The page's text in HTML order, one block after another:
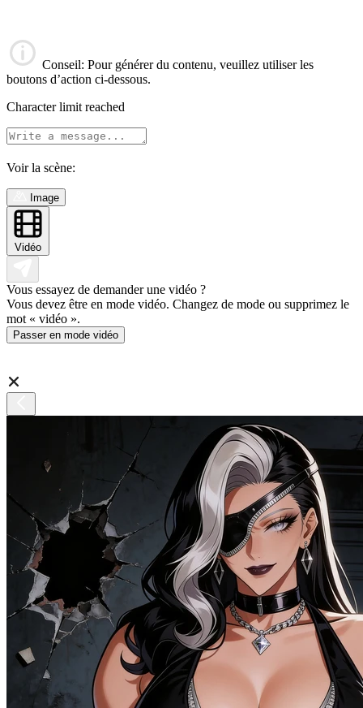
Conseil: Pour générer du contenu, veuillez utiliser les
boutons d’action ci-dessous.
Character limit reached
Voir la scène:
Image
Vidéo
Vous essayez de demander une vidéo ?
Vous devez être en mode vidéo. Changez de mode ou supprimez le
mot « vidéo ».
Passer en mode vidéo